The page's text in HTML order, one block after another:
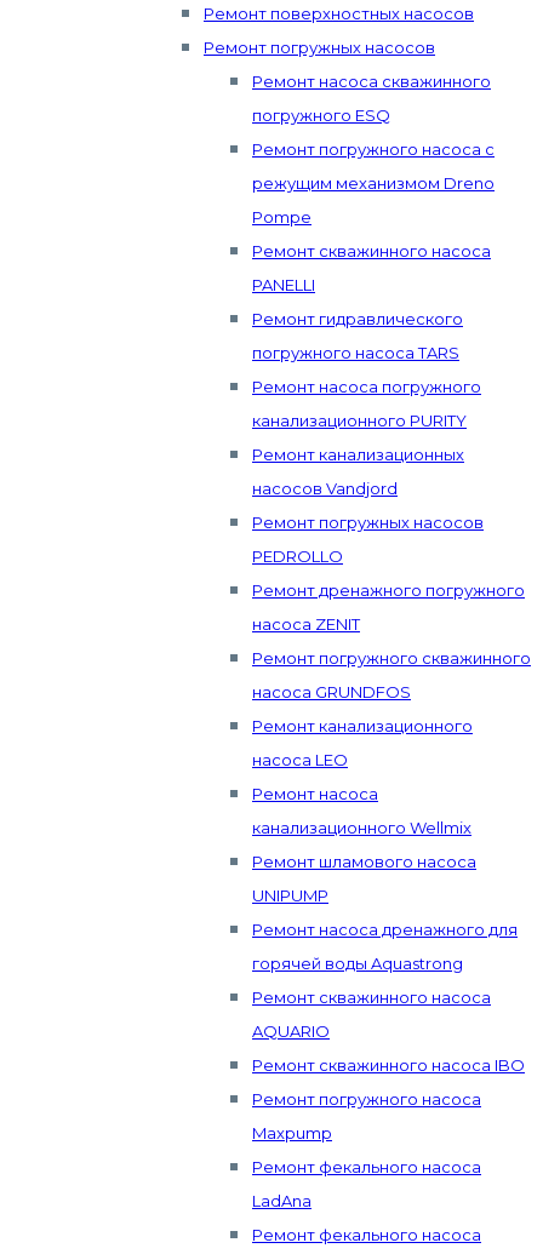
Ремонт поверхностных насосов
Ремонт погружных насосов
Ремонт насоса скважинного
погружного ESQ
Ремонт погружного насоса с
режущим механизмом Dreno
Pompe
Ремонт скважинного насоса
PANELLI
Ремонт гидравлического
погружного насоса TARS
Ремонт насоса погружного
канализационного PURITY
Ремонт канализационных
насосов Vandjord
Ремонт погружных насосов
PEDROLLO
Ремонт дренажного погружного
насоса ZENIT
Ремонт погружного скважинного
насоса GRUNDFOS
Ремонт канализационного
насоса LEO
Ремонт насоса
канализационного Wellmix
Ремонт шламового насоса
UNIPUMP
Ремонт насоса дренажного для
горячей воды Aquastrong
Ремонт скважинного насоса
AQUARIO
Ремонт скважинного насоса IBO
Ремонт погружного насоса
Maxpump
Ремонт фекального насоса
LadAna
Ремонт фекального насоса